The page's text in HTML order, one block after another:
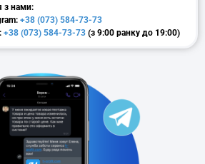
з нами:
+38 (073) 584-73-73
+38 (073) 584-73-73 (з 9:00 ранку до 19:00)